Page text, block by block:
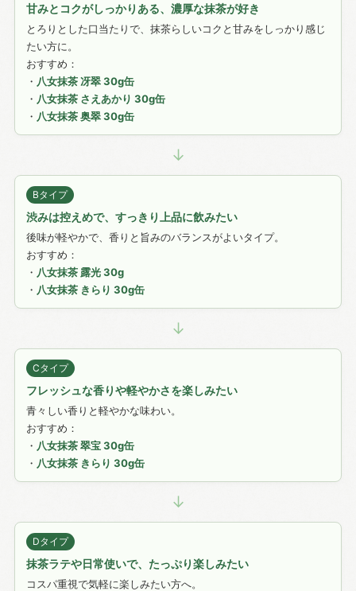
甘みとコクがしっかりある、濃厚な抹茶が好き
とろりとした口当たりで、抹茶らしいコクと甘みをしっかり感じ
たい方に。
おすすめ：
・ 八女抹茶 冴翠 30g缶
・ 八女抹茶 さえあかり 30g缶
・ 八女抹茶 奥翠 30g缶
↓
Bタイプ
渋みは控えめで、すっきり上品に飲みたい
後味が軽やかで、香りと旨みのバランスがよいタイプ。
おすすめ：
・ 八女抹茶 露光 30g
・ 八女抹茶 きらり 30g缶
↓
Cタイプ
フレッシュな香りや軽やかさを楽しみたい
青々しい香りと軽やかな味わい。
おすすめ：
・ 八女抹茶 翠宝 30g缶
・ 八女抹茶 きらり 30g缶
↓
Dタイプ
抹茶ラテや日常使いで、たっぷり楽しみたい
コスパ重視で気軽に楽しみたい方へ。